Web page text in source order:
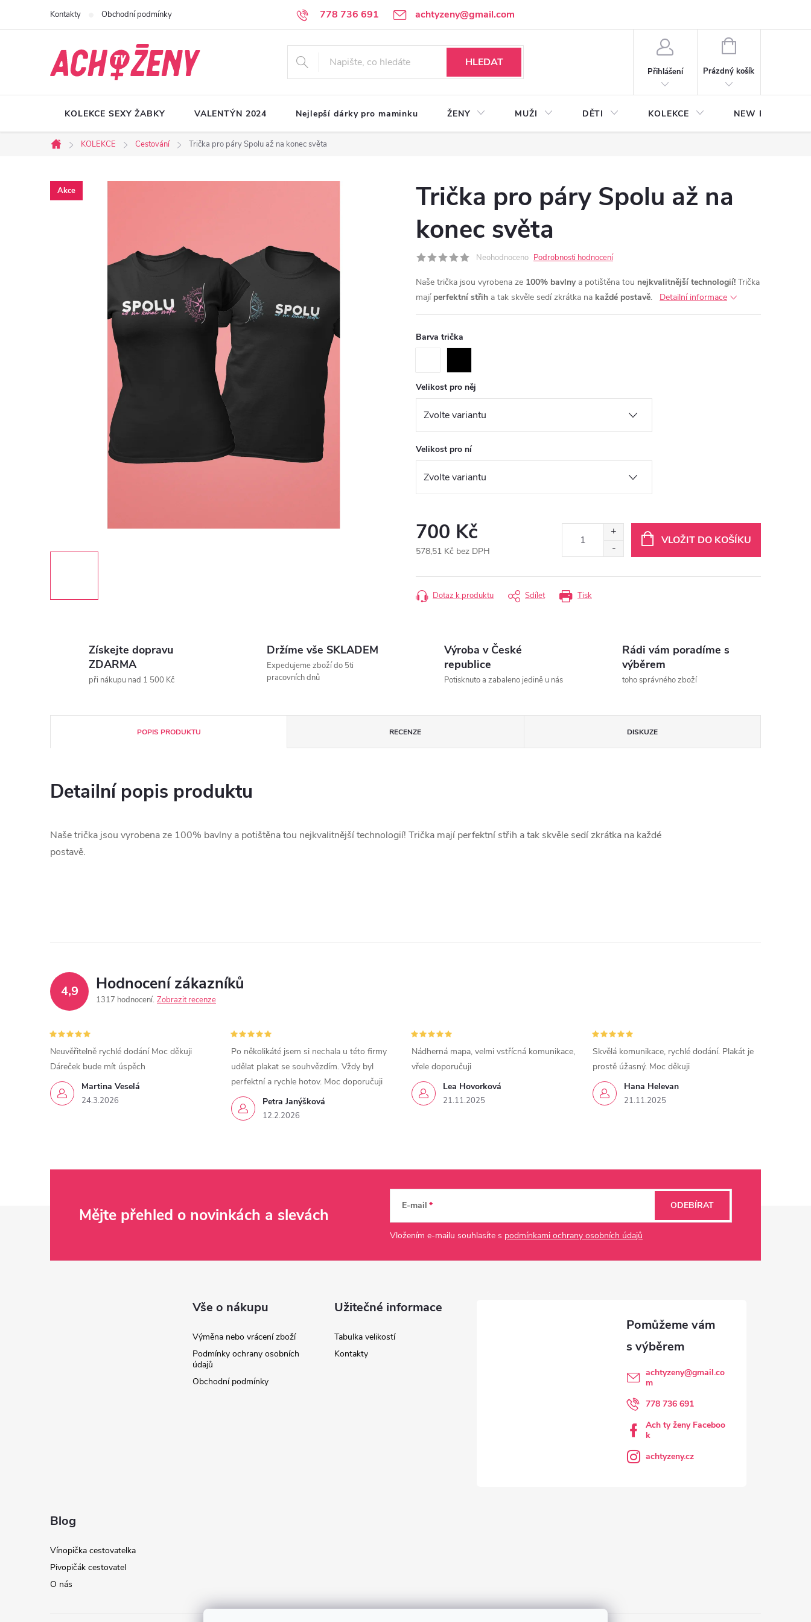
778 736 691 achtyzeny@gmail.com
Kontakty Obchodní podmínky
HLEDAT
Přihlášení
NÁKUPNÍ
Prázdný košík
KOLEKCE SEXY ŽABKY VALENTÝN 2024 Nejlepší dárky pro maminku ŽENY MUŽI DĚTI KOLEKCE NEW Plakáty s
Domů
KOLEKCE Cestování Trička pro páry Spolu až na konec světa
Akce
Trička pro páry Spolu až na
konec světa
Neohodnoceno Podrobnosti hodnocení
Naše trička jsou vyrobena ze 100% bavlnya potištěna tou nejkvalitnější technologií! Trička
mají perfektní střih a tak skvěle sedí zkrátka na každé postavě. Detailní informace
Barva trička
Velikost pro něj
Velikost pro ní
700 Kč
578,51 Kč bez DPH
cena:
VLOŽIT DO KOŠÍKU
Tisk
Dotaz k produktu Sdílet
Získejte dopravu
ZDARMA
při nákupu nad 1 500 Kč
Držíme vše SKLADEM
Expedujeme zboží do 5ti
pracovních dnů
Výroba v České
republice
Potisknuto a zabaleno jedině u nás
Rádi vám poradíme s
výběrem
toho správného zboží
POPIS PRODUKTU RECENZE DISKUZE
Detailní popis produktu
Naše trička jsou vyrobena ze 100% bavlny a potištěna tou nejkvalitnější technologií! Trička mají perfektní střih a tak skvěle sedí zkrátka na každé
postavě.
4,9 Hodnocení zákazníků
1317 hodnocení Zobrazit recenze
Martina Veselá
24.3.2026
Neuvěřitelně rychlé dodání Moc děkuji
Dáreček bude mít úspěch
Petra Janýšková
12.2.2026
Po několikáté jsem si nechala u této firmy
udělat plakat se souhvězdím. Vždy byl
perfektní a rychle hotov. Moc doporučuji
Lea Hovorková
21.11.2025
Nádherná mapa, velmi vstřícná komunikace,
vřele doporučuji
Hana Helevan
21.11.2025
Skvělá komunikace, rychlé dodání. Plakát je
prostě úžasný. Moc děkuji
Mějte přehled o novinkách a slevách E-mail
Vložením e-mailu souhlasíte s podmínkami ochrany osobních údajů
ODEBÍRAT
Vše o nákupu
Výměna nebo vrácení zboží
Podmínky ochrany osobních
údajů
Obchodní podmínky
Užitečné informace
Tabulka velikostí
Kontakty
achtyzeny@gmail.co
m
778 736 691
Ach ty ženy Faceboo
k
achtyzeny.cz
Blog
Vínopička cestovatelka
Pivopičák cestovatel
O nás